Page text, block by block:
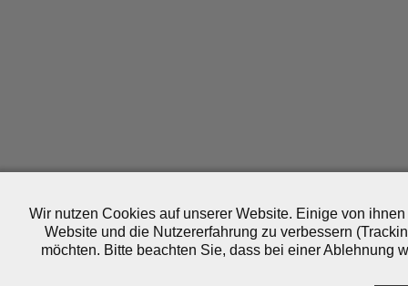
Wir nutzen Cookies auf unserer Website. Einige von
Website und die Nutzererfahrung zu verbessern
möchten. Bitte beachten Sie, dass bei einer Ablehnung